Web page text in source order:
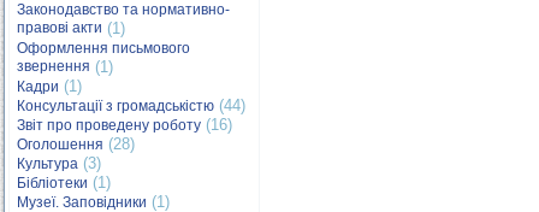
Законодавство та нормативно-
правові акти (1)
Оформлення письмового
звернення (1)
Кадри (1)
Консультації з громадськістю (44)
Звіт про проведену роботу (16)
Оголошення (28)
Культура (3)
Бібліотеки (1)
Музеї. Заповідники (1)